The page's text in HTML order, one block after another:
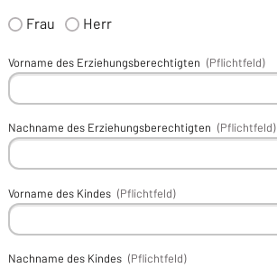
Frau Herr
Vorname des Erziehungsberechtigten (Pflichtfeld)
Nachname des Erziehungsberechtigten (Pflichtfeld)
Vorname des Kindes (Pflichtfeld)
Nachname des Kindes (Pflichtfeld)